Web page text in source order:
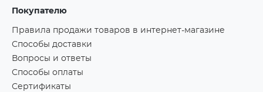
Покупателю
Правила продажи товаров в интернет-магазине
Способы доставки
Вопросы и ответы
Способы оплаты
Сертификаты